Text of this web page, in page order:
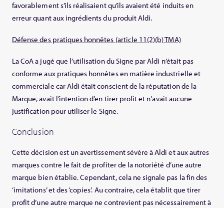
favorablement s’ils réalisaient qu’ils avaient été induits en
erreur quant aux ingrédients du produit Aldi.
Défense des pratiques honnêtes (article 11(2)(b) TMA)
La CoA a jugé que l’utilisation du Signe par Aldi n’était pas
conforme aux pratiques honnêtes en matière industrielle et
commerciale car Aldi était conscient de la réputation de la
Marque, avait l’intention d’en tirer profit et n’avait aucune
justification pour utiliser le Signe.
Conclusion
Cette décision est un avertissement sévère à Aldi et aux autres
marques contre le fait de profiter de la notoriété d’une autre
marque bien établie. Cependant, cela ne signale pas la fin des
‘imitations’ et des ‘copies’. Au contraire, cela établit que tirer
profit d’une autre marque ne contrevient pas nécessairement à